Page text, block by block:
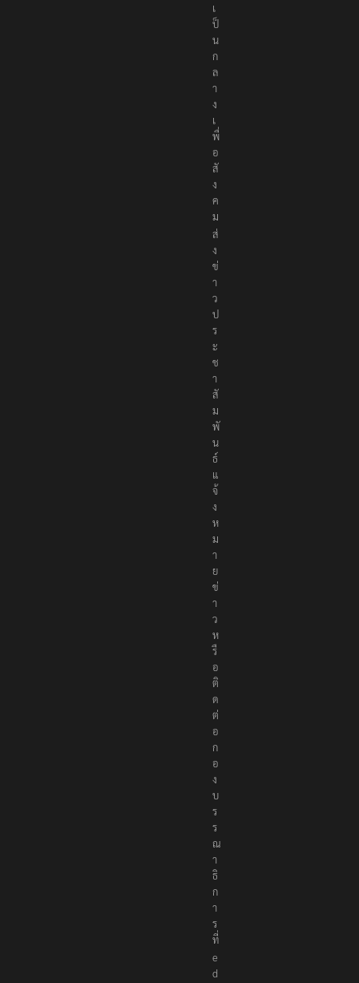
เ
ป็
น
ก
ล
า
ง
เ
พื่
อ
สั
ง
ค
ม
ส่
ง
ข่
า
ว
ป
ร
ะ
ช
า
สั
ม
พั
น
ธ์
แ
จ้
ง
ห
ม
า
ย
ข่
า
ว
ห
รื
อ
ติ
ด
ต่
อ
ก
อ
ง
บ
ร
ร
ณ
า
ธิ
ก
า
ร
ที่
e
d